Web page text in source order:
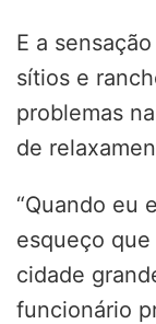
E a
sítios e
problemas
de
“Quando eu
esqueço
cidade
funcionário